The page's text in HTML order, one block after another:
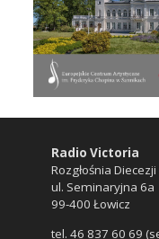
Radio Victoria
Rozgłośnia
ul. Seminaryjna 6a
99-400 Łowicz
tel. 46 837 60 69